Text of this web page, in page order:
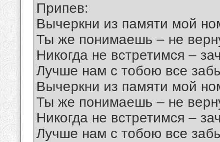
Припев:
Вычеркни из памяти мой
Ты же понимаешь – не
Никогда не встретимся –
Лучше нам с тобою все
Вычеркни из памяти мой
Ты же понимаешь – не
Никогда не встретимся –
Лучше нам с тобою все